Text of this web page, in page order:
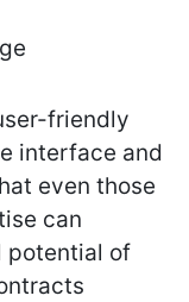
friendly
interface and
even those
can
potential of